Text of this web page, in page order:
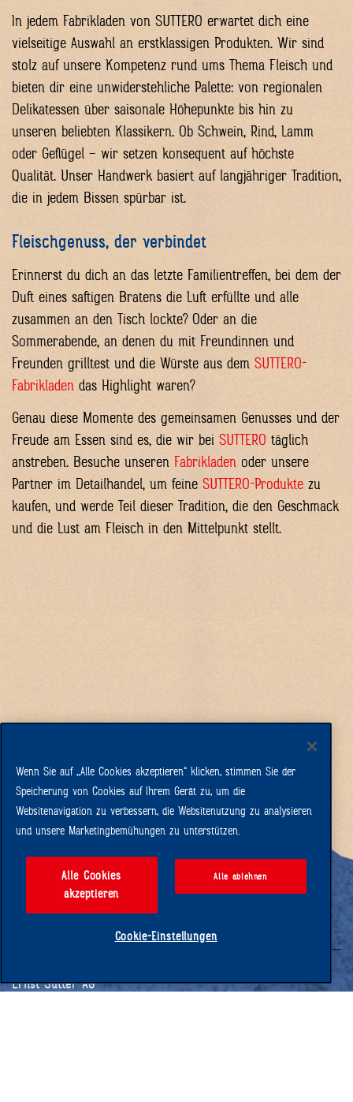
In jedem Fabrikladen von SUTTERO erwartet dich eine
vielseitige Auswahl an erstklassigen Produkten. Wir sind
stolz auf unsere Kompetenz rund ums Thema Fleisch und
bieten dir eine unwiderstehliche Palette: von regionalen
Delikatessen über saisonale Höhepunkte bis hin zu
unseren beliebten Klassikern. Ob Schwein, Rind, Lamm
oder Geflügel – wir setzen konsequent auf höchste
Qualität. Unser Handwerk basiert auf langjähriger Tradition,
die in jedem Bissen spürbar ist.
Fleischgenuss, der verbindet
Erinnerst du dich an das letzte Familientreffen, bei dem der
Duft eines saftigen Bratens die Luft erfüllte und alle
zusammen an den Tisch lockte? Oder an die
Sommerabende, an denen du mit Freundinnen und
Freunden grilltest und die Würste aus dem SUTTERO-
Fabrikladen das Highlight waren?
Genau diese Momente des gemeinsamen Genusses und der
Freude am Essen sind es, die wir bei SUTTERO täglich
anstreben. Besuche unseren Fabrikladen oder unsere
Partner im Detailhandel, um feine SUTTERO-Produkte zu
kaufen, und werde Teil dieser Tradition, die den Geschmack
und die Lust am Fleisch in den Mittelpunkt stellt.
Säntis 2502 m. ü. M.
Ernst Sutter AG
Wenn Sie auf „Alle Cookies akzeptieren“ klicken, stimmen Sie der
Speicherung von Cookies auf Ihrem Gerät zu, um die
Websitenavigation zu verbessern, die Websitenutzung zu analysieren
und unsere Marketingbemühungen zu unterstützen.
Alle Cookies
akzeptieren
Alle ablehnen
Cookie-Einstellungen